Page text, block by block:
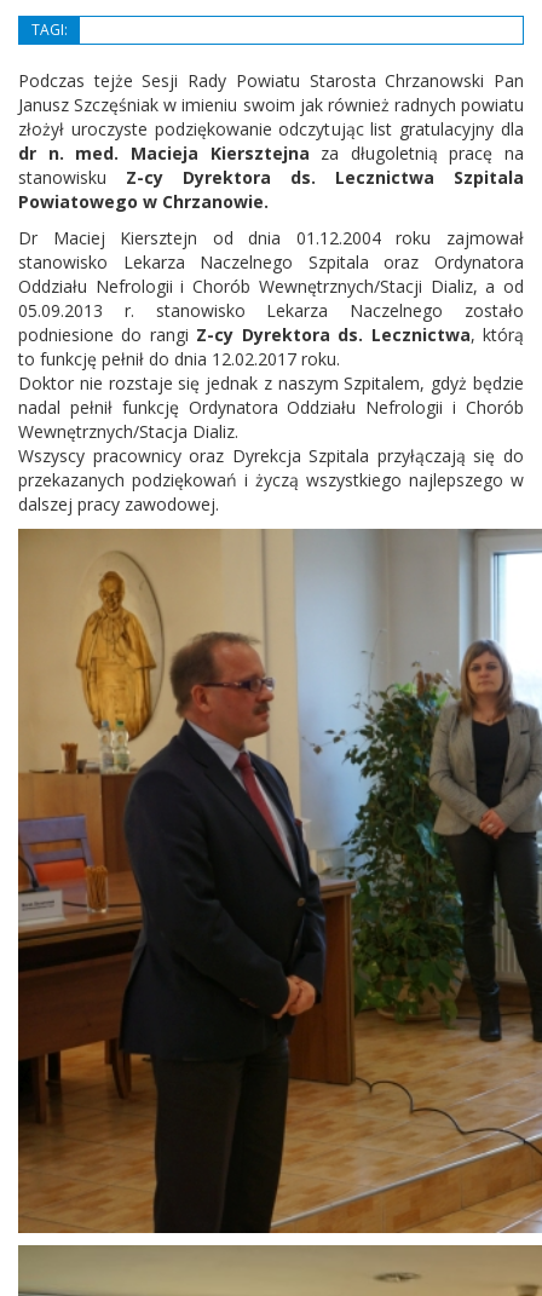
TAGI:
Podczas tejże Sesji Rady Powiatu Starosta Chrzanowski Pan
Janusz Szczęśniak w imieniu swoim jak również radnych powiatu
złożył uroczyste podziękowanie odczytując list gratulacyjny dla
dr n. med. Macieja Kiersztejna za długoletnią pracę na
stanowisku Z-cy Dyrektora ds. Lecznictwa Szpitala
Powiatowego w Chrzanowie.
Dr Maciej Kiersztejn od dnia 01.12.2004 roku zajmował
stanowisko Lekarza Naczelnego Szpitala oraz Ordynatora
Oddziału Nefrologii i Chorób Wewnętrznych/Stacji Dializ, a od
05.09.2013 r. stanowisko Lekarza Naczelnego zostało
podniesione do rangi Z-cy Dyrektora ds. Lecznictwa, którą
to funkcję pełnił do dnia 12.02.2017 roku.
Doktor nie rozstaje się jednak z naszym Szpitalem, gdyż będzie
nadal pełnił funkcję Ordynatora Oddziału Nefrologii i Chorób
Wewnętrznych/Stacja Dializ.
Wszyscy pracownicy oraz Dyrekcja Szpitala przyłączają się do
przekazanych podziękowań i życzą wszystkiego najlepszego w
dalszej pracy zawodowej.